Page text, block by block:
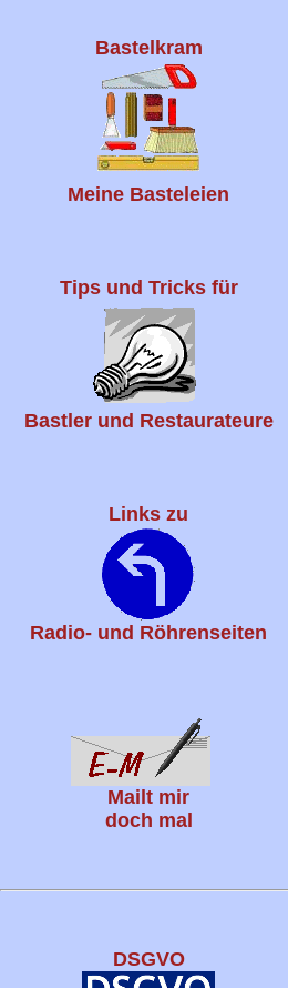
Bastelkram
Meine Basteleien
Tips und Tricks für
Bastler und Restaurateure
Links zu
Radio- und Röhrenseiten
Mailt mir
doch mal
DSGVO